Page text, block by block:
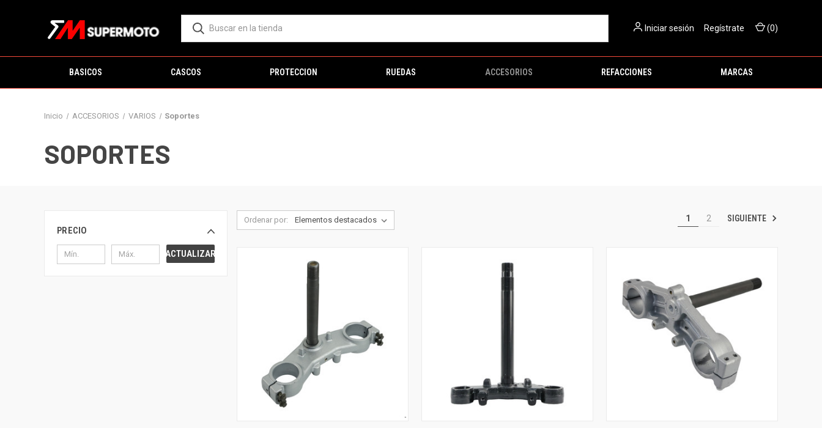
Iniciar sesión Regístrate (0)
BASICOS CASCOS PROTECCION RUEDAS ACCESORIOS REFACCIONES MARCAS
Inicio ACCESORIOS VARIOS Soportes
SOPORTES
PRECIO
ACTUALIZAR
Ordenar por: 1 2 SIGUIENTE